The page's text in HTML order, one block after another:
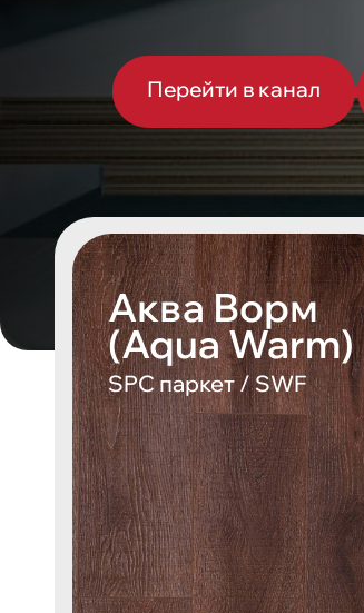
Перейти в канал
Аква Ворм
(Aqua Warm)
SPC паркет / SWF